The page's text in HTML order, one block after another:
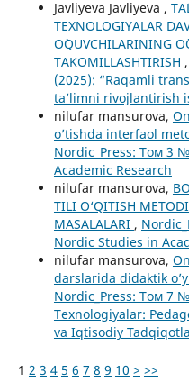
Javliyeva Javliyeva ,
TEXNOLOGIYALAR
O`QUVCHILARINING
TAKOMILLASHTIRISH ,
(2025): “Raqamli
ta’limni rivojlantirish
nilufar mansurova,
o’tishda interfaol
Nordic_Press: Том 3
Academic Research
nilufar mansurova,
TILI O‘QITISH
MASALALARI ,
Nordic Studies in
nilufar mansurova,
darslarida didaktik
Nordic_Press: Том 7
Texnologiyalar:
va Iqtisodiy
1 2 3 4 5 6 7 8 9 10 > >>